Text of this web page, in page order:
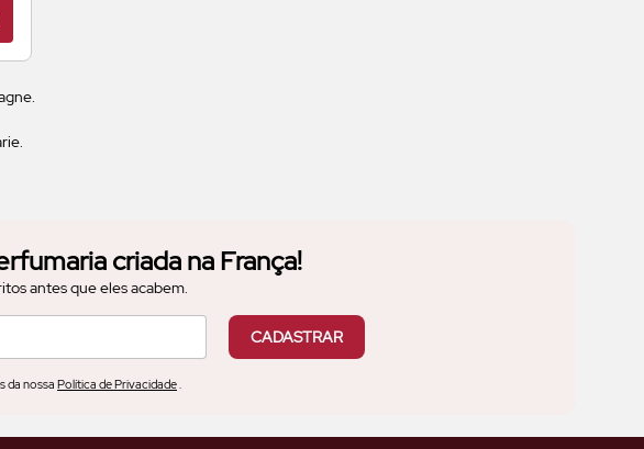
À SACOLA
criada na França!
antes que eles acabem.
CADASTRAR
da nossa Política de Privacidade